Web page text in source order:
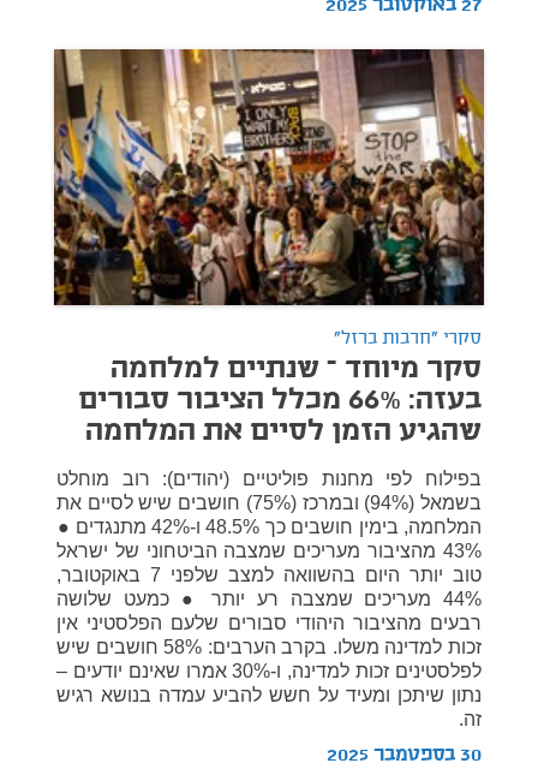
27 באוקטובר 2025
סקרי "חרבות ברזל"
סקר מיוחד – שנתיים למלחמה
בעזה: 66% מכלל הציבור סבורים
שהגיע הזמן לסיים את המלחמה
בפילוח לפי מחנות פוליטיים (יהודים): רוב מוחלט
בשמאל (94%) ובמרכז (75%) חושבים שיש לסיים את
המלחמה, בימין חושבים כך 48.5% ו-42% מתנגדים ●
43% מהציבור מעריכים שמצבה הביטחוני של ישראל
טוב יותר היום בהשוואה למצב שלפני 7 באוקטובר,
44% מעריכים שמצבה רע יותר ● כמעט שלושה
רבעים מהציבור היהודי סבורים שלעם הפלסטיני אין
זכות למדינה משלו. בקרב הערבים: 58% חושבים שיש
לפלסטינים זכות למדינה, ו-30% אמרו שאינם יודעים –
נתון שיתכן ומעיד על חשש להביע עמדה בנושא רגיש
זה.
30 בספטמבר 2025